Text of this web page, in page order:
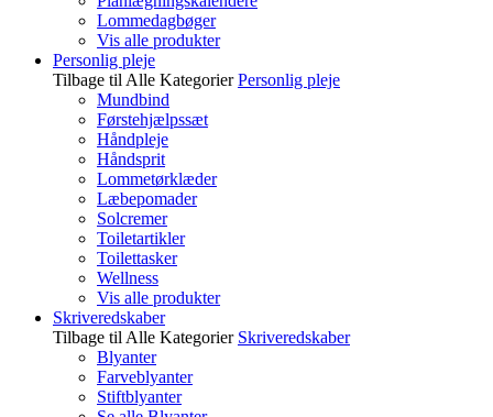
Lommedagbøger
Vis alle produkter
Personlig pleje
Tilbage til Alle Kategorier Personlig pleje
Mundbind
Førstehjælpssæt
Håndpleje
Håndsprit
Lommetørklæder
Læbepomader
Solcremer
Toiletartikler
Toilettasker
Wellness
Vis alle produkter
Skriveredskaber
Tilbage til Alle Kategorier Skriveredskaber
Blyanter
Farveblyanter
Stiftblyanter